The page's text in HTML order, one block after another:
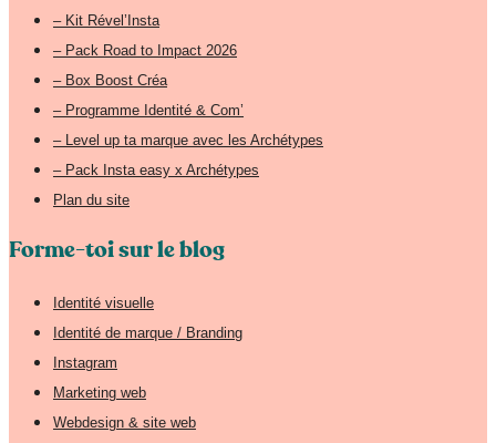
– Kit Rével’Insta
– Pack Road to Impact 2026
– Box Boost Créa
– Programme Identité & Com’
– Level up ta marque avec les Archétypes
– Pack Insta easy x Archétypes
Plan du site
Forme-toi sur le blog
Identité visuelle
Identité de marque / Branding
Instagram
Marketing web
Webdesign & site web